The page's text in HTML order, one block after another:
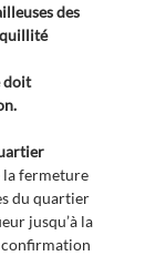
des
doit
la fermeture
du quartier
jusqu’à la
confirmation